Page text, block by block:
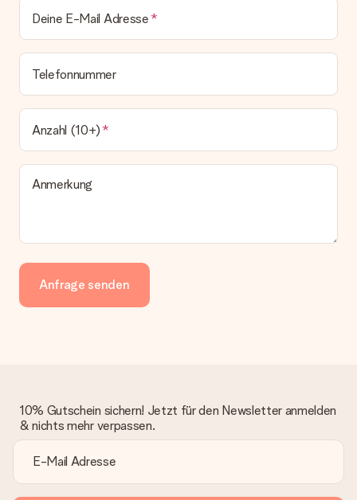
Deine E-Mail Adresse
Telefonnummer
Anzahl (10+)
Anmerkung
Anfrage senden
10% Gutschein sichern! Jetzt für den Newsletter anmelden
& nichts mehr verpassen.